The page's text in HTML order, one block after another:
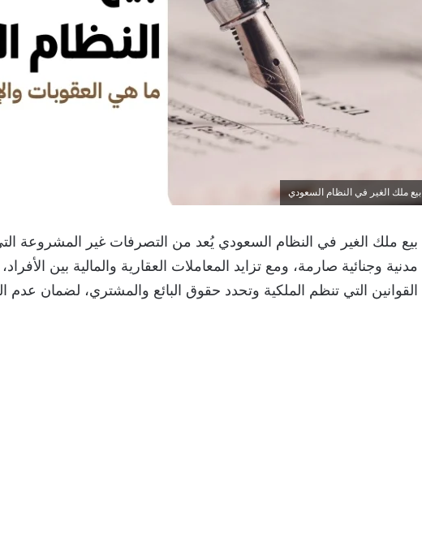
بيع ملك الغير في النظام السعودي
بيع ملك الغير في النظام السعودي يُعد من التصرفات غير المشروعة
مدنية وجنائية صارمة، ومع تزايد المعاملات العقارية والمالية بين
القوانين التي تنظم الملكية وتحدد حقوق البائع والمشتري، لضمان عدم